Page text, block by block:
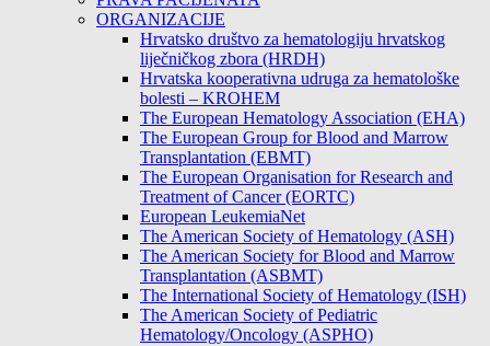
ORGANIZACIJE
Hrvatsko društvo za hematologiju hrvatskog
liječničkog zbora (HRDH)
Hrvatska kooperativna udruga za hematološke
bolesti – KROHEM
The European Hematology Association (EHA)
The European Group for Blood and Marrow
Transplantation (EBMT)
The European Organisation for Research and
Treatment of Cancer (EORTC)
European LeukemiaNet
The American Society of Hematology (ASH)
The American Society for Blood and Marrow
Transplantation (ASBMT)
The International Society of Hematology (ISH)
The American Society of Pediatric
Hematology/Oncology (ASPHO)